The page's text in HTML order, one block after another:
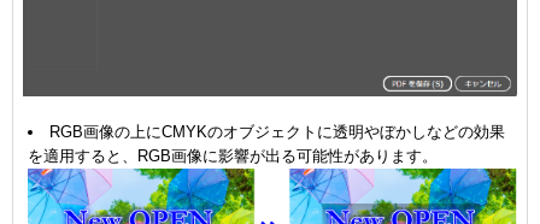
RGB画像の上にCMYKのオブジェクトに透明やぼかしなどの効果
を適用すると、RGB画像に影響が出る可能性があります。